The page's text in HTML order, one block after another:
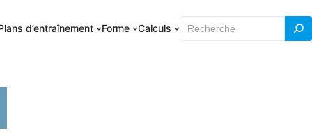
d’entraînement Forme Calculs Rechercher